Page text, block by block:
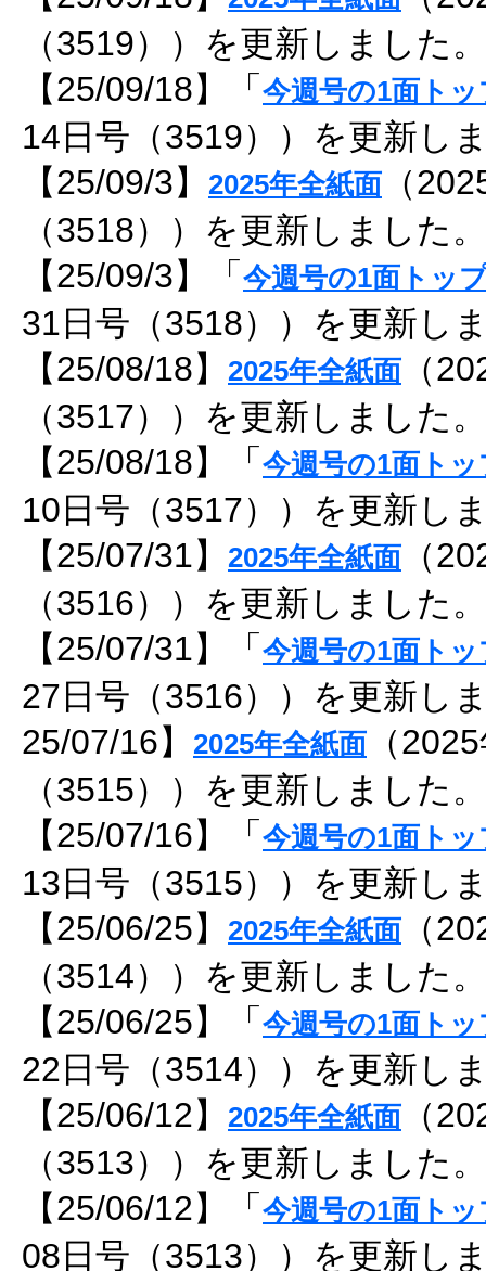
（3519））を更新しました。
【25/09/18】「 今週号の1面トッ
14日号（3519））を更新し
【25/09/3】 2025年全紙面 （
（3518））を更新しました。
【25/09/3】「 今週号の1面トッ
31日号（3518））を更新し
【25/08/18】 2025年全紙面 （
（3517））を更新しました。
【25/08/18】「 今週号の1面トッ
10日号（3517））を更新し
【25/07/31】 2025年全紙面 （
（3516））を更新しました。
【25/07/31】「 今週号の1面トッ
27日号（3516））を更新し
25/07/16】 2025年全紙面 （
（3515））を更新しました。
【25/07/16】「 今週号の1面トッ
13日号（3515））を更新し
【25/06/25】 2025年全紙面 （
（3514））を更新しました。
【25/06/25】「 今週号の1面トッ
22日号（3514））を更新し
【25/06/12】 2025年全紙面 （
（3513））を更新しました。
【25/06/12】「 今週号の1面トッ
08日号（3513））を更新し